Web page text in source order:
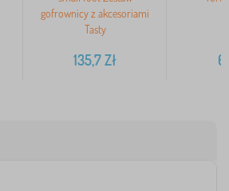
gofrownicy z akcesoriami
Tasty
135,7Zł